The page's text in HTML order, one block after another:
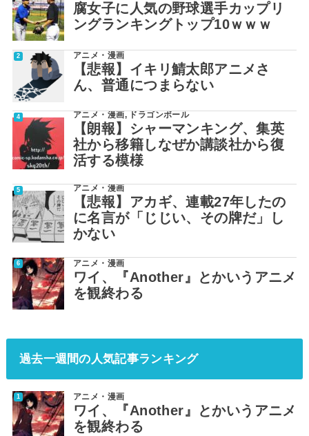
腐女子に人気の野球選手カップリ
ングランキングトップ10ｗｗｗ
アニメ・漫画
【悲報】イキリ鯖太郎アニメさ
ん、普通につまらない
アニメ・漫画, ドラゴンボール
【朗報】シャーマンキング、集英
社から移籍しなぜか講談社から復
活する模様
アニメ・漫画
【悲報】アカギ、連載27年したの
に名言が「じじい、その牌だ」し
かない
アニメ・漫画
ワイ、『Another』とかいうアニメ
を観終わる
過去一週間の人気記事ランキング
アニメ・漫画
ワイ、『Another』とかいうアニメ
を観終わる